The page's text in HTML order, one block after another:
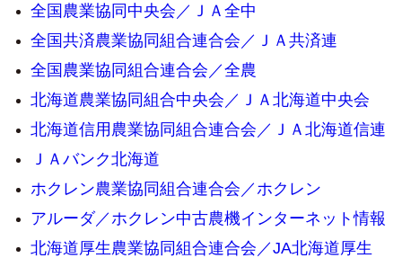
全国農業協同中央会／ＪＡ全中
全国共済農業協同組合連合会／ＪＡ共済連
全国農業協同組合連合会／全農
北海道農業協同組合中央会／ＪＡ北海道中央会
北海道信用農業協同組合連合会／ＪＡ北海道信連
ＪＡバンク北海道
ホクレン農業協同組合連合会／ホクレン
アルーダ／ホクレン中古農機インターネット情報
北海道厚生農業協同組合連合会／JA北海道厚生